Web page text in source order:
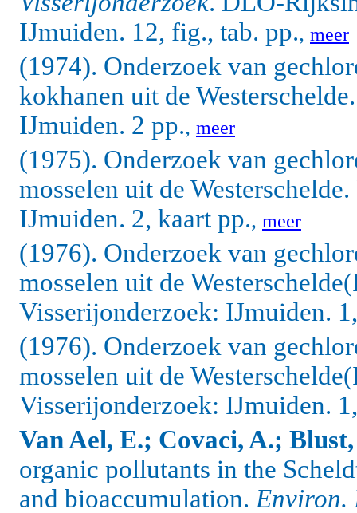
IJmuiden. 12, fig., tab. pp., meer
(1974). Onderzoek van
kokhanen uit de
IJmuiden. 2 pp., meer
(1975). Onderzoek van
mosselen uit de
IJmuiden. 2, kaart pp., meer
(1976). Onderzoek van
mosselen uit de
Visserijonderzoek: IJmuiden.
(1976). Onderzoek van
mosselen uit de
Visserijonderzoek: IJmuiden.
Van Ael, E.; Covaci, A.;
organic pollutants in the
and bioaccumulation.Environ.